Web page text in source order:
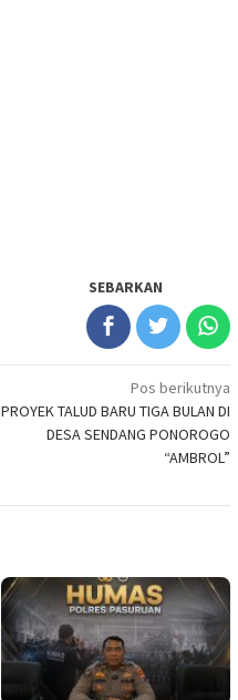
SEBARKAN
Pos berikutnya
PROYEK TALUD BARU TIGA BULAN DI
DESA SENDANG PONOROGO
“AMBROL”